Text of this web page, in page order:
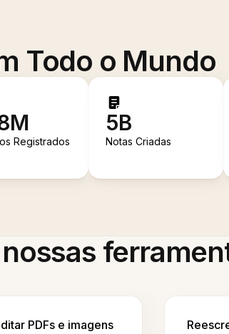
Todo o Mundo
Registrados
5B
Notas Criadas
PDFs e imagens